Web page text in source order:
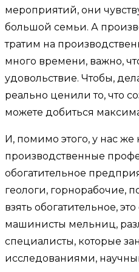
мероприятий, они
большой семьи. А
тратим на
много времени, важно,
удовольствие. Чтобы,
реально ценили то, что
можете добиться
И, помимо этого, у нас же
производственные
обогатительное
геологи, горнорабочие,
взять обогатительное,
машинисты мельниц,
специалисты, которые
исследованиями,